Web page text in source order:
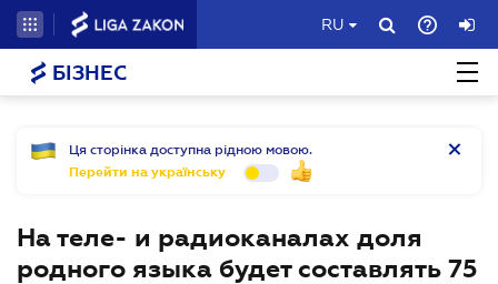
RU
БІЗНЕС
Ця сторінка доступна рідною мовою.
Перейти на українську
На теле- и радиоканалах доля
родного языка будет составлять 75